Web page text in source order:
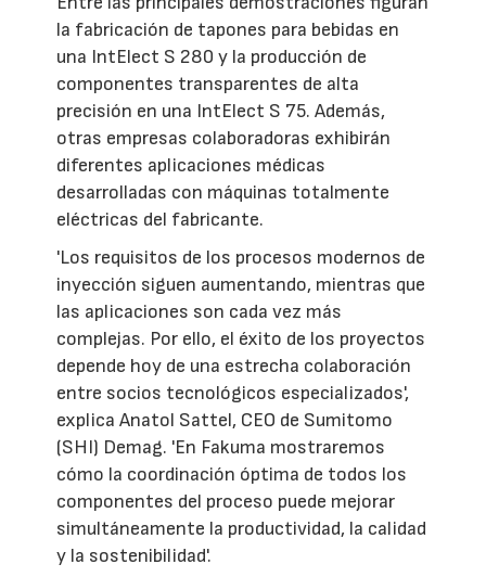
la fabricación de tapones para bebidas en
una IntElect S 280 y la producción de
componentes transparentes de alta
precisión en una IntElect S 75. Además,
otras empresas colaboradoras exhibirán
diferentes aplicaciones médicas
desarrolladas con máquinas totalmente
eléctricas del fabricante.
'Los requisitos de los procesos modernos de
inyección siguen aumentando, mientras que
las aplicaciones son cada vez más
complejas. Por ello, el éxito de los proyectos
depende hoy de una estrecha colaboración
entre socios tecnológicos especializados',
explica Anatol Sattel, CEO de Sumitomo
(SHI) Demag. 'En Fakuma mostraremos
cómo la coordinación óptima de todos los
componentes del proceso puede mejorar
simultáneamente la productividad, la calidad
y la sostenibilidad'.